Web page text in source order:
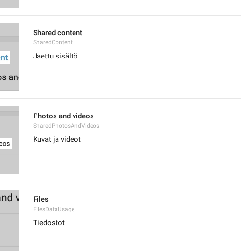
Shared content
SharedContent
Jaettu sisältö
Photos and videos
SharedPhotosAndVideos
Kuvat ja videot
Files
FilesDataUsage
Tiedostot